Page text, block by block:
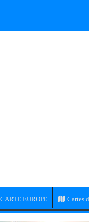
CARTE EUROPE Cartes